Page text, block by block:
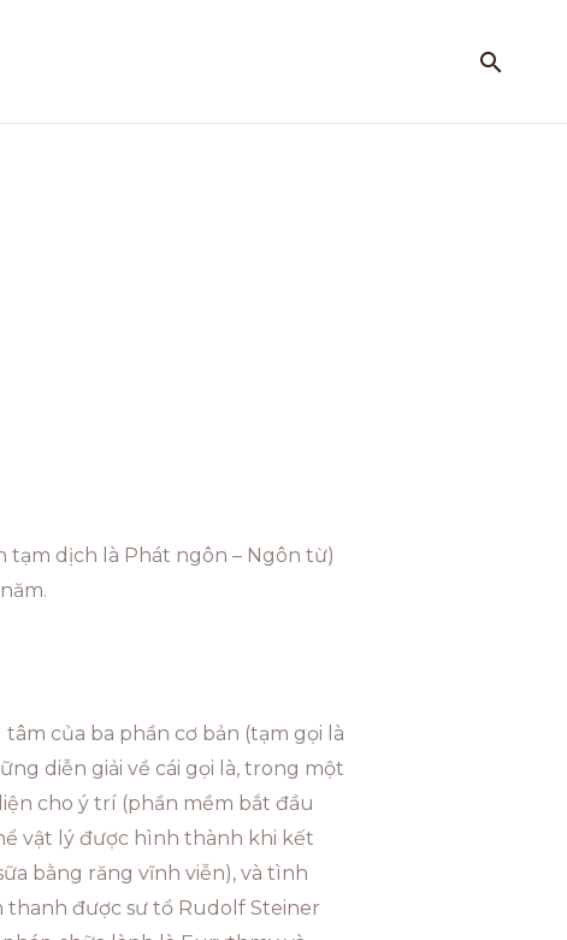
tạm dịch là Phát ngôn – Ngôn từ)
của ba phần cơ bản (tạm gọi là
diễn giải về cái gọi là, trong một
cho ý trí (phần mềm bắt đầu
vật lý được hình thành khi kết
bằng răng vĩnh viễn), và tình
thanh được sư tổ Rudolf Steiner